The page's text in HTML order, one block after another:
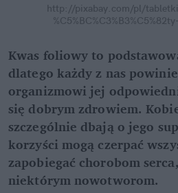
http://pixabay.com/pl/
Kwas foliowy to
dlatego każdy z nas
organizmowi jej
się dobrym zdrowiem.
szczególnie dbają o jego
korzyści mogą czerpać
zapobiegać chorobom
niektórym nowotworom.